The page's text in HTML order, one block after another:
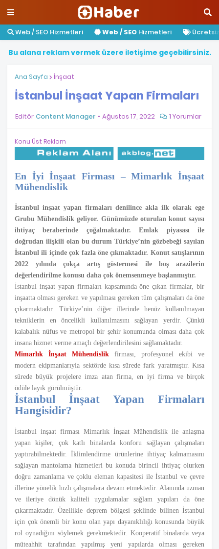
Web / SEO Hizmetleri Web / SEO Hizmetleri
Bu alana reklamvermek üzere iletişime geçebilirsiniz.
Ana Sayfa İnşaat
İstanbul İnşaat Yapan Firmaları
Editör Content Manager Ağustos 17, 2022 1 Yorumlar
Konu Üst Reklam
En İyi İnşaat Firması – Mimarlık İnşaat
Mühendislik
İstanbul inşaat yapan firmaları denilince akla ilk olarak ege
Grubu Mühendislik geliyor. Günümüzde oturulan konut sayısı
ihtiyaç beraberinde çoğalmaktadır. Emlak piyasası ile
doğrudan ilişkili olan bu durum Türkiye’nin gözbebeği sayılan
İstanbul ili içinde çok fazla öne çıkmaktadır. Konut satışlarının
2022 yılında çokça artış göstermesi ile boş arazilerin
değerlendirilme konusu daha çok önemsenmeye başlanmıştır.
İstanbul inşaat yapan firmaları kapsamında öne çıkan firmalar, bir
inşaatta olması gereken ve yapılması gereken tüm çalışmaları da öne
çıkarmaktadır. Türkiye’nin diğer illerinde henüz kullanılmayan
tekniklerin en öncelikli kullanılmasını sağlayan yerdir. Çünkü
kalabalık nüfus ve metropol bir şehir konumunda olması daha çok
insana hizmet verme amaçlı değerlendirilesini sağlamaktadır.
Mimarlık İnşaat Mühendislik firması, profesyonel ekibi ve
modern ekipmanlarıyla sektörde kısa sürede fark yaratmıştır. Kısa
sürede büyük projelere imza atan firma, en iyi firma ve birçok
ödüle layık görülmüştür.
İstanbul İnşaat Yapan Firmaları
Hangisidir?
İstanbul inşaat firması Mimarlık İnşaat Mühendislik ile anlaşma
yapan kişiler, çok katlı binalarda konforu sağlayan çalışmaları
yaptırabilmektedir. İklimlendirme ürünlerine ihtiyaç kalmamasını
sağlayan mantolama hizmetleri bu konuda birincil ihtiyaç olurken
doğru zamanlama ve çoklu eleman kapasitesi ile İstanbul ve çevre
illerine yönelik hızlı çalışmalara devam etmektedir. Alanında uzman
ve ileriye dönük kaliteli uygulamalar sağlam yapıları da öne
çıkarmaktadır. Özellikle deprem bölgesi şeklinde bilinen İstanbul
için çok önemli bir konu olan yapı dayanıklılığı konusunda büyük
rol oynadığını söylemek gerekmektedir. Kooperatif binalarda veya
müteahhit tarafından yapılmış yeni yapılarda olması gereken